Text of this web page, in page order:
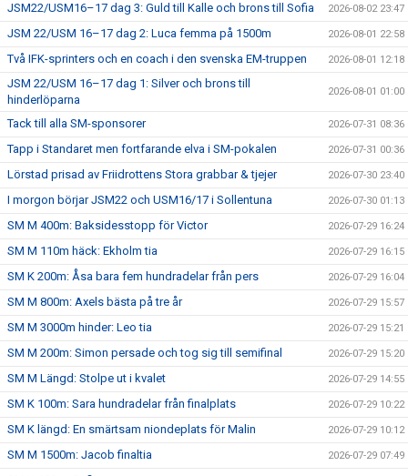
JSM22/USM16–17 dag 3: Guld till Kalle och brons till Sofia 2026-08-02 23:47
JSM 22/USM 16–17 dag 2: Luca femma på 1500m 2026-08-01 22:58
Två IFK-sprinters och en coach i den svenska EM-truppen 2026-08-01 12:18
JSM 22/USM 16–17 dag 1: Silver och brons till
hinderlöparna
2026-08-01 01:00
Tack till alla SM-sponsorer 2026-07-31 08:36
Tapp i Standaret men fortfarande elva i SM-pokalen 2026-07-31 00:36
Lörstad prisad av Friidrottens Stora grabbar & tjejer 2026-07-30 23:40
I morgon börjar JSM22 och USM16/17 i Sollentuna 2026-07-30 01:13
SM M 400m: Baksidesstopp för Victor 2026-07-29 16:24
SM M 110m häck: Ekholm tia 2026-07-29 16:15
SM K 200m: Åsa bara fem hundradelar från pers 2026-07-29 16:04
SM M 800m: Axels bästa på tre år 2026-07-29 15:57
SM M 3000m hinder: Leo tia 2026-07-29 15:21
SM M 200m: Simon persade och tog sig till semifinal 2026-07-29 15:20
SM M Längd: Stolpe ut i kvalet 2026-07-29 14:55
SM K 100m: Sara hundradelar från finalplats 2026-07-29 10:22
SM K längd: En smärtsam niondeplats för Malin 2026-07-29 10:12
SM M 1500m: Jacob finaltia 2026-07-29 07:49